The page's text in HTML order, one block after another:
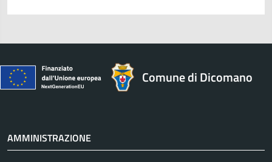
Comune di Dicomano
AMMINISTRAZIONE